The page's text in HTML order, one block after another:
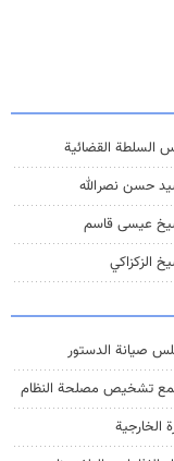
السلطة القضائیة
حسن نصرالله
عيسى قاسم
الزكزاكي
صيانة الدستور
تشخيص مصلحة النظام
الخارجية